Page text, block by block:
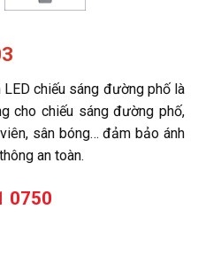
chiếu sáng đường phố là
cho chiếu sáng đường phố,
sân bóng… đảm bảo ánh
an toàn.
0750